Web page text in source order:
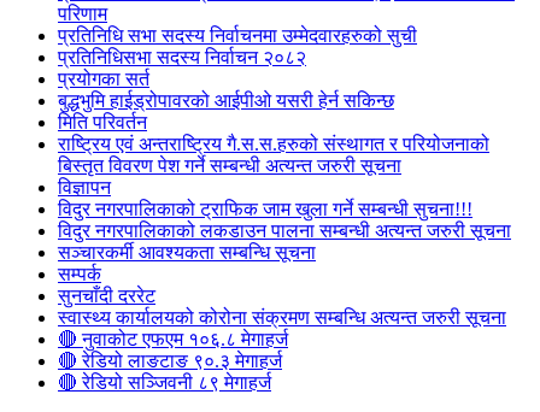
परिणाम
प्रतिनिधि सभा सदस्य निर्वाचनमा उम्मेदवारहरुको सुची
प्रतिनिधिसभा सदस्य निर्वाचन २०८२
प्रयोगका सर्त
बुद्धभुमि हाईड्रोपावरको आईपीओ यसरी हेर्न सकिन्छ
मिति परिवर्तन
राष्ट्रिय एवं अन्तराष्ट्रिय गै.स.स.हरुको संस्थागत र परियोजनाको
बिस्तृत विवरण पेश गर्ने सम्बन्धी अत्यन्त जरुरी सूचना
विज्ञापन
विदुर नगरपालिकाको ट्राफिक जाम खुला गर्ने सम्बन्धी सुचना!!!
विदुर नगरपालिकाको लकडाउन पालना सम्बन्धी अत्यन्त जरुरी सूचना
सञ्चारकर्मी आवश्यकता सम्बन्धि सूचना
सम्पर्क
सुनचाँदी दररेट
स्वास्थ्य कार्यालयको कोरोना संक्रमण सम्बन्धि अत्यन्त जरुरी सूचना
🔴 नुवाकोट एफएम १०६.८ मेगाहर्ज
🔴 रेडियो लाङटाङ ९०.३ मेगाहर्ज
🔴 रेडियो सञ्जिवनी ८९ मेगाहर्ज